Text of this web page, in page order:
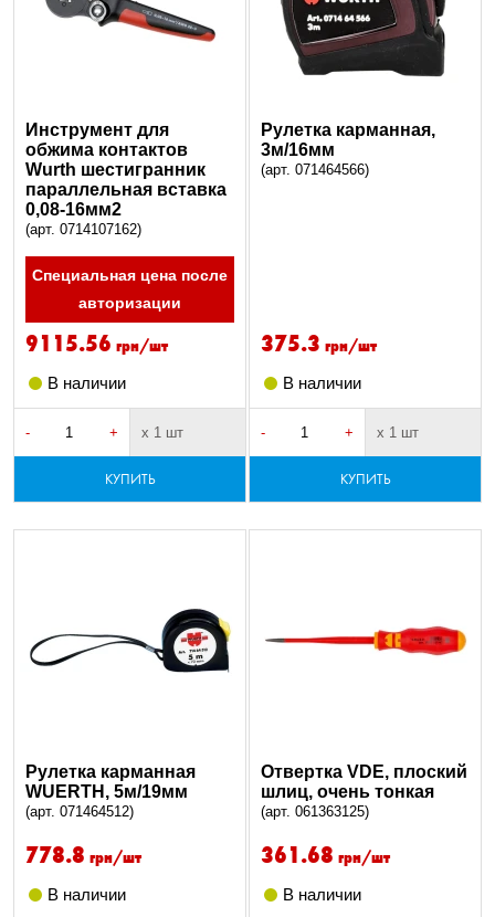
Инструмент для
обжима контактов
Wurth шестигранник
параллельная вставка
0,08-16мм2
(арт. 0714107162)
Специальная цена после
авторизации
9115.56 грн/шт
В наличии
- + х 1 шт
КУПИТЬ
Рулетка карманная,
3м/16мм
(арт. 071464566)
375.3 грн/шт
В наличии
- + х 1 шт
КУПИТЬ
Рулетка карманная
WUERTH, 5м/19мм
(арт. 071464512)
778.8 грн/шт
В наличии
Отвертка VDE, плоский
шлиц, очень тонкая
(арт. 061363125)
361.68 грн/шт
В наличии